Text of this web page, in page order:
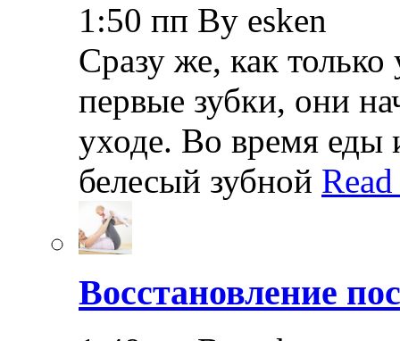
1:50 пп By esken
Сразу же, как
первые зубки, они
уходе. Во время еды
белесый зубной
Восстановление